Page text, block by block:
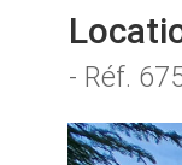
- Réf.